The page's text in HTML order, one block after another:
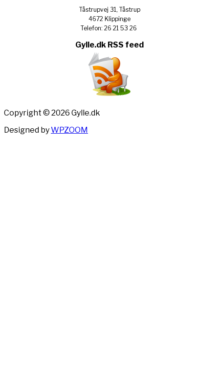
Tåstrupvej 31, Tåstrup
4672 Klippinge
Telefon: 26 21 53 26
Gylle.dk RSS feed
Copyright © 2026 Gylle.dk
Designed byWPZOOM